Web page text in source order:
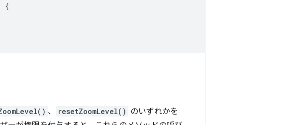
{
、 resetZoomLevel() のいずれかを